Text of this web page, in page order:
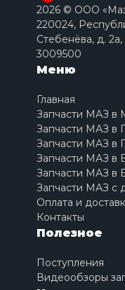
2026 © ООО
220024,
Стебенёва, д.
3009500
Меню
Главная
Запчасти МАЗ в
Запчасти МАЗ в
Запчасти МАЗ в
Запчасти МАЗ в
Запчасти МАЗ в
Запчасти МАЗ с
Оплата и
Контакты
Полезное
Поступления
Видеообзоры